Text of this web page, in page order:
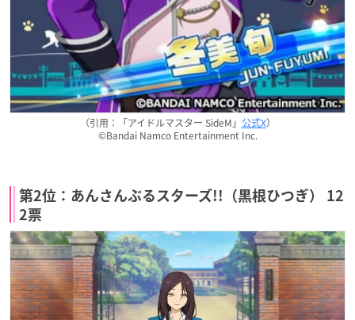
（引用：「アイドルマスター SideM」 公式X）
©Bandai Namco Entertainment Inc.
第2位：あんさんぶるスターズ!!（黒根ひつぎ） 12
2票